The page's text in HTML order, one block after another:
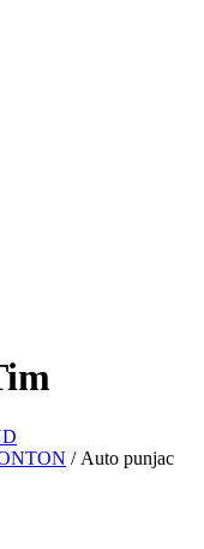
/ Auto punjac